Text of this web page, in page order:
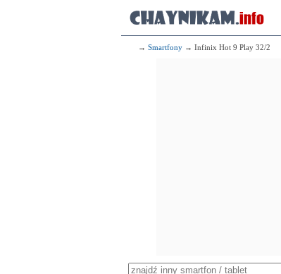
→ Smartfony → Infinix Hot 9 Play 32/2